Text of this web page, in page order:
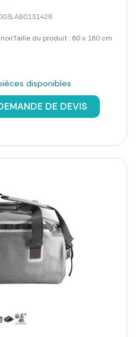
du produit : 60 x 180 cm
disponibles
DE DEVIS